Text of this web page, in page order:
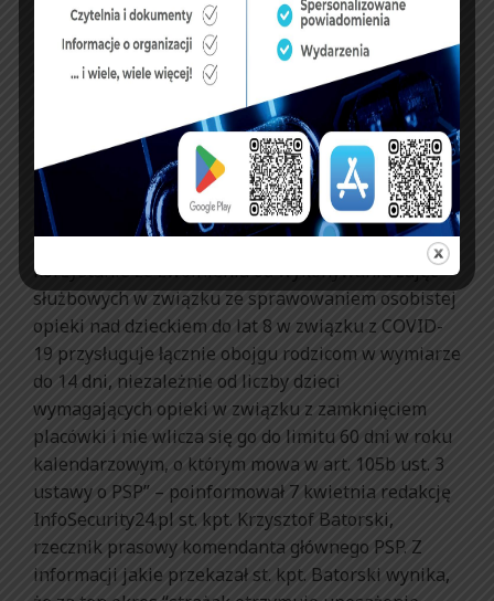
rozwiązywały.
W Państwowej Straży Pożarnej, jak wynika z
odpowiedzi przesłanej redakcji InfoSecurity24.pl,
sytuacja dla funkcjonariuszy wyglądała – w
porównaniu z innymi formacjami – dość
korzystnie. “Określone w <<specustawie>>
świadczenie o nazwie <<dodatkowy zasiłek
opiekuńczy>>, czyli w przypadku strażaków
korzystanie ze zwolnienia od wykonywania zajęć
służbowych w związku ze sprawowaniem osobistej
opieki nad dzieckiem do lat 8 w związku z COVID-
19 przysługuje łącznie obojgu rodzicom w wymiarze
do 14 dni, niezależnie od liczby dzieci
wymagających opieki w związku z zamknięciem
placówki i nie wlicza się go do limitu 60 dni w roku
kalendarzowym, o którym mowa w art. 105b ust. 3
ustawy o PSP” – poinformował 7 kwietnia redakcję
InfoSecurity24.pl st. kpt. Krzysztof Batorski,
rzecznik prasowy komendanta głównego PSP. Z
informacji jakie przekazał st. kpt. Batorski wynika,